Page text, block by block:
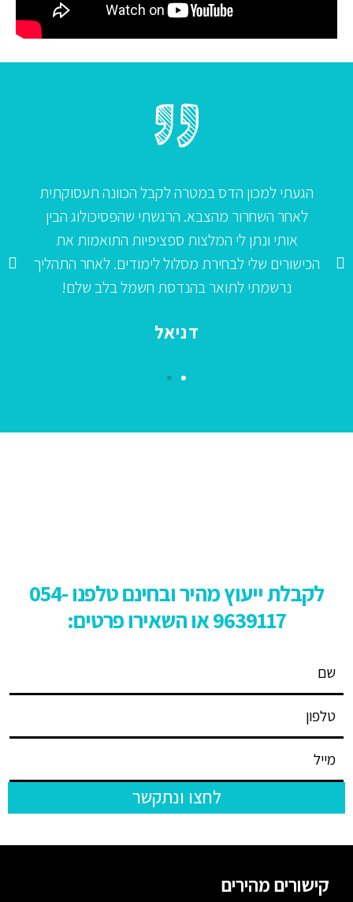
הגעתי למכון הדס במטרה לקבל הכוונה תעסוקתית
לאחר השחרור מהצבא. הרגשתי שהפסיכולוג הבין
אותי ונתן לי המלצות ספציפיות התואמות את
הכישורים שלי לבחירת מסלול לימודים. לאחר התהליך
נרשמתי לתואר בהנדסת חשמל בלב שלם!
דניאל
לקבלת ייעוץ מהיר ובחינם טלפנו 054-
9639117 או השאירו פרטים:
לחצו ונתקשר
קישורים מהירים